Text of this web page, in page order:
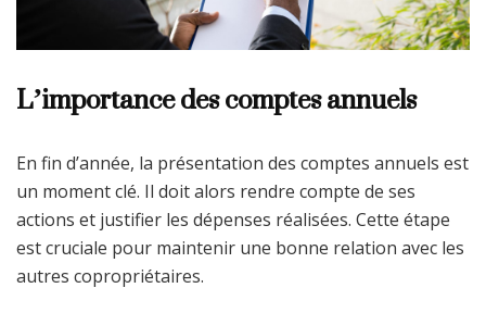
L’importance des comptes annuels
En fin d’année, la présentation des comptes annuels est
un moment clé. Il doit alors rendre compte de ses
actions et justifier les dépenses réalisées. Cette étape
est cruciale pour maintenir une bonne relation avec les
autres copropriétaires.